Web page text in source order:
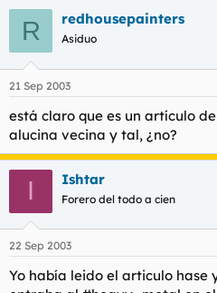
i
c
i
a
d
o
d
e
l
t
m
a
h
e
i
c
i
R redhousepainters
Asiduo
21 Sep 2003
está claro que es un artículo
alucina vecina y tal, ¿no?
I Ishtar
Forero del todo a cien
22 Sep 2003
Yo había leido el articulo hase